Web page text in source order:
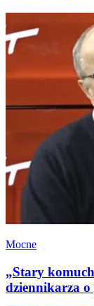
Mocne
„Stary
dziennikarza